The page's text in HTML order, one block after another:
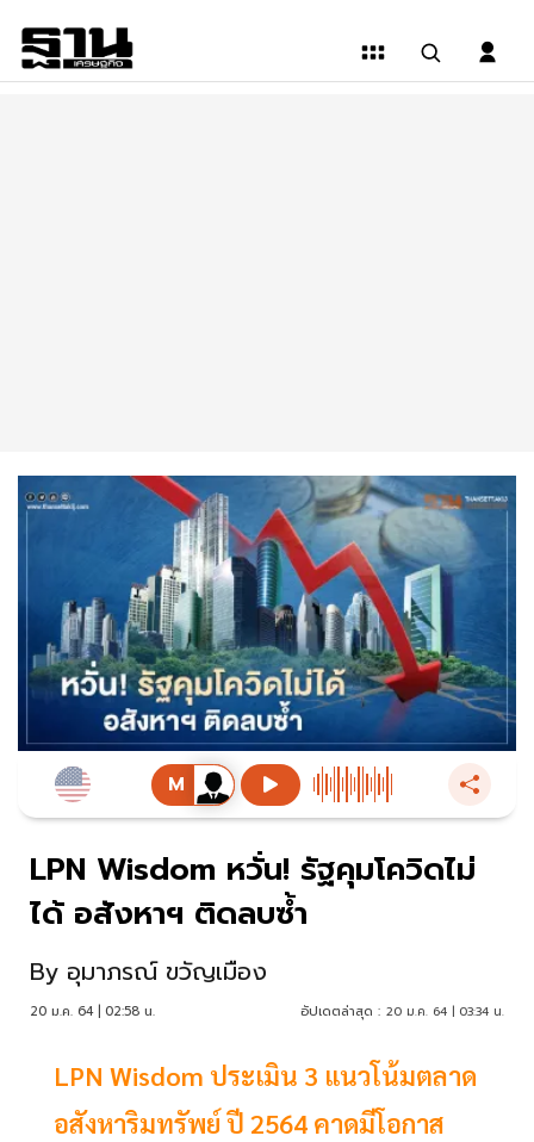
LPN Wisdom หวั่น! รัฐคุมโควิดไม่
ได้ อสังหาฯ ติดลบซ้ำ
By อุมาภรณ์ ขวัญเมือง
20 ม.ค. 64 | 02:58 น. อัปเดตล่าสุด : 20 ม.ค. 64 | 03:34 น.
LPN Wisdom ประเมิน 3 แนวโน้มตลาด
อสังหาริมทรัพย์ ปี 2564 คาดมีโอกาส